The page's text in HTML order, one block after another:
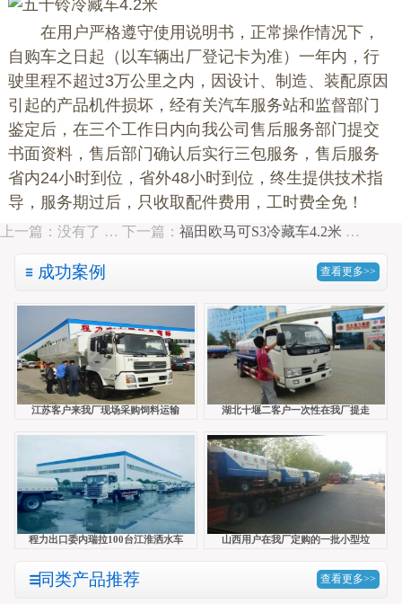
在用户严格遵守使用说明书，正常操作情况下，
自购车之日起（以车辆出厂登记卡为准）一年内，行
驶里程不超过3万公里之内，因设计、制造、装配原因
引起的产品机件损坏，经有关汽车服务站和监督部门
鉴定后，在三个工作日内向我公司售后服务部门提交
书面资料，售后部门确认后实行三包服务，售后服务
省内24小时到位，省外48小时到位，终生提供技术指
导，服务期过后，只收取配件费用，工时费全免！
上一篇：没有了 … 下一篇： 福田欧马可S3冷藏车4.2米 …
成功案例 查看更多>>
江苏客户来我厂现场采购饲料运输 湖北十堰二客户一次性在我厂提走
程力出口委内瑞拉100台江淮洒水车 山西用户在我厂定购的一批小型垃
同类产品推荐 查看更多>>